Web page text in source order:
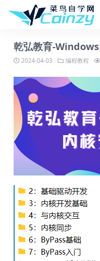
乾弘教育-
2024-04-03 编程教程